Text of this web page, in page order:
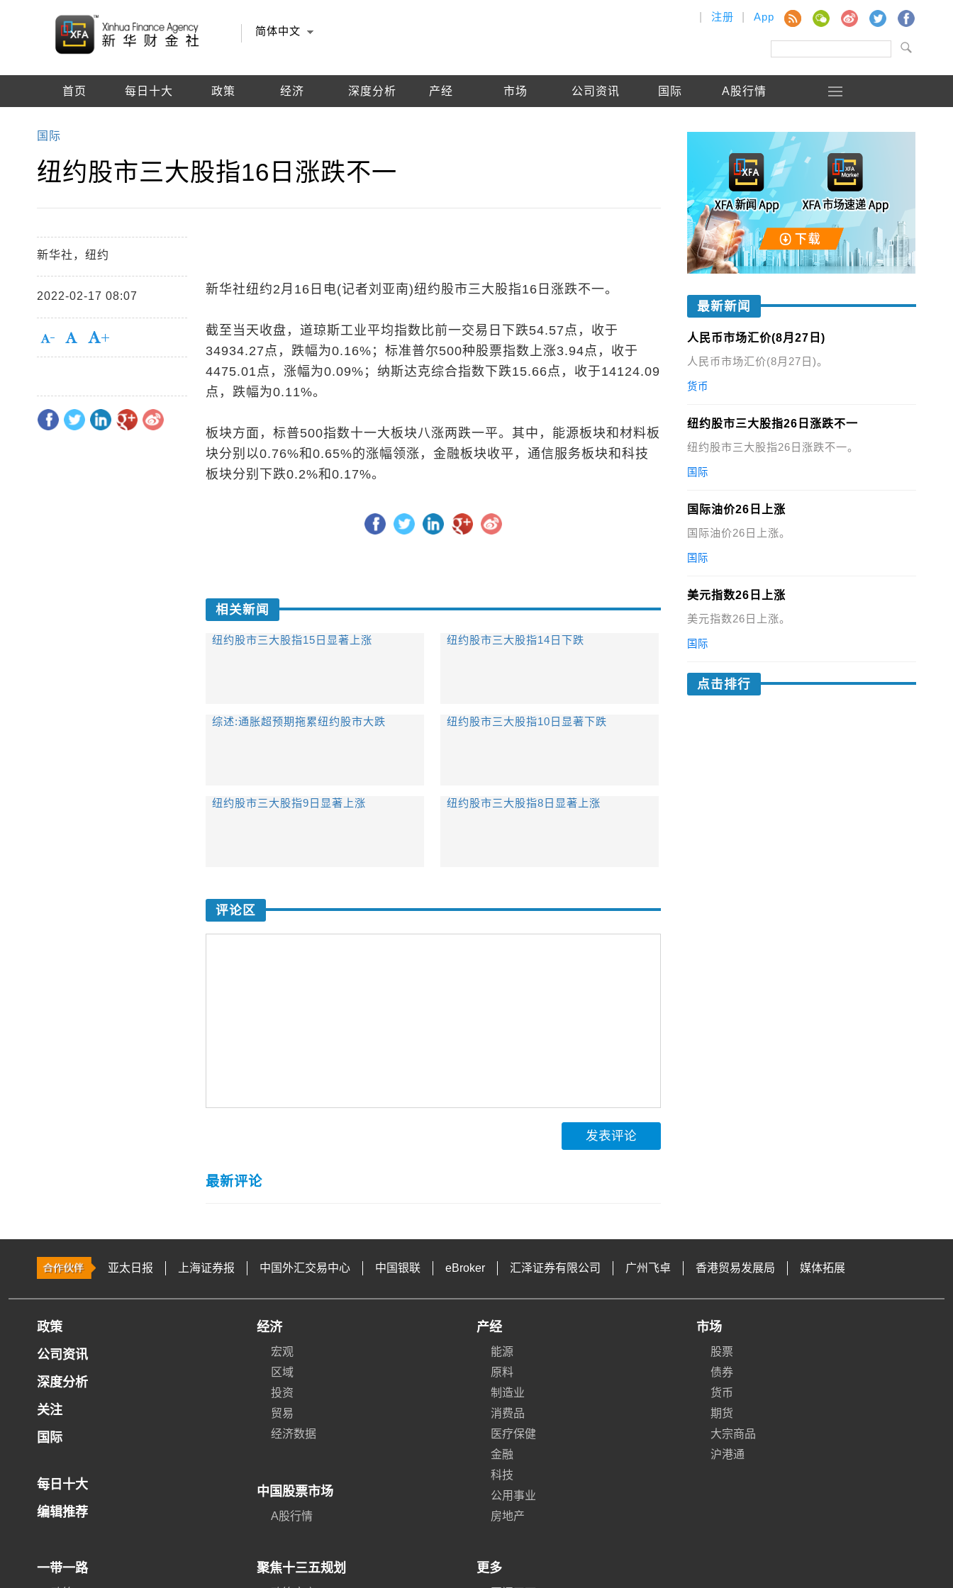
简体中文
注册 App
首页 每日十大 政策 经济 深度分析 产经 市场 公司资讯 国际 A股行情
国际
纽约股市三大股指16日涨跌不一
新华社，纽约
2022-02-17 08:07 新华社纽约2月16日电(记者刘亚南)纽约股市三大股指16日涨跌不一。
截至当天收盘，道琼斯工业平均指数比前一交易日下跌54.57点，收于
34934.27点，跌幅为0.16%；标准普尔500种股票指数上涨3.94点，收于
4475.01点，涨幅为0.09%；纳斯达克综合指数下跌15.66点，收于14124.09
点，跌幅为0.11%。
板块方面，标普500指数十一大板块八涨两跌一平。其中，能源板块和材料板
块分别以0.76%和0.65%的涨幅领涨，金融板块收平，通信服务板块和科技
板块分别下跌0.2%和0.17%。
相关新闻
纽约股市三大股指15日显著上涨 纽约股市三大股指14日下跌
综述:通胀超预期拖累纽约股市大跌 纽约股市三大股指10日显著下跌
纽约股市三大股指9日显著上涨 纽约股市三大股指8日显著上涨
评论区
发表评论
最新评论
最新新闻
人民币市场汇价(8月27日)
人民币市场汇价(8月27日)。
货币
纽约股市三大股指26日涨跌不一
纽约股市三大股指26日涨跌不一。
国际
国际油价26日上涨
国际油价26日上涨。
国际
美元指数26日上涨
美元指数26日上涨。
国际
点击排行
亚太日报 上海证券报 中国外汇交易中心 中国银联 eBroker 汇泽证券有限公司 广州飞卓 香港贸易发展局 媒体拓展
政策
公司资讯
深度分析
关注
国际
每日十大
编辑推荐
经济
宏观
区域
投资
贸易
经济数据
中国股票市场
A股行情
产经
能源
原料
制造业
消费品
医疗保健
金融
科技
公用事业
房地产
市场
股票
债券
货币
期货
大宗商品
沪港通
一带一路 聚焦十三五规划 更多